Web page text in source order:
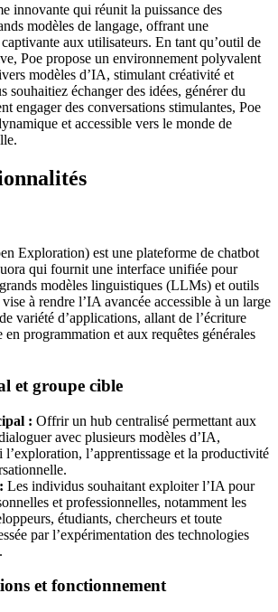
innovante qui réunit la puissance des
modèles de langage, offrant une
aux utilisateurs. En tant qu’outil de
Poe propose un environnement polyvalent
modèles d’IA, stimulant créativité et
souhaitiez échanger des idées, générer du
engager des conversations stimulantes, Poe
et accessible vers le monde de
Exploration) est une plateforme de chatbot
qui fournit une interface unifiée pour
modèles linguistiques (LLMs) et outils
à rendre l’IA avancée accessible à un large
variété d’applications, allant de l’écriture
en programmation et aux requêtes générales
et groupe cible
: Offrir un hub centralisé permettant aux
avec plusieurs modèles d’IA,
l’exploration, l’apprentissage et la productivité
Les individus souhaitant exploiter l’IA pour
et professionnelles, notamment les
étudiants, chercheurs et toute
par l’expérimentation des technologies
et fonctionnement